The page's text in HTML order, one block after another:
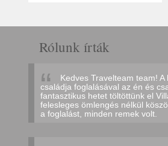
Rólunk írták
Kedves Travelteam team!
családja foglalásával az én és
fantasztikus hetet töltöttünk el
felesleges ömlengés nélkül
a foglalást, minden remek volt.